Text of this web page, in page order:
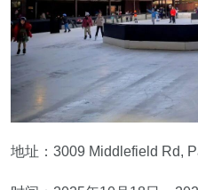
地址：3009 Middlefield Rd,